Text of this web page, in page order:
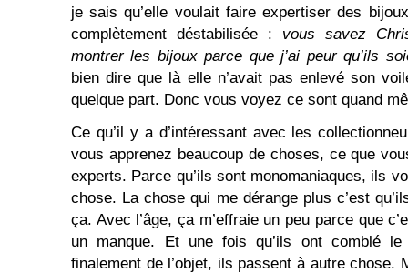
je sais qu’elle voulait faire expertiser des
complètement déstabilisée : vous savez
montrer les bijoux parce que j’ai peur qu’ils
bien dire que là elle n’avait pas enlevé son
quelque part. Donc vous voyez ce sont quand
Ce qu’il y a d’intéressant avec les
vous apprenez beaucoup de choses, ce que
experts. Parce qu’ils sont monomaniaques, ils
chose. La chose qui me dérange plus c’est
ça. Avec l’âge, ça m’effraie un peu parce que
un manque. Et une fois qu’ils ont comblé le
finalement de l’objet, ils passent à autre chose.